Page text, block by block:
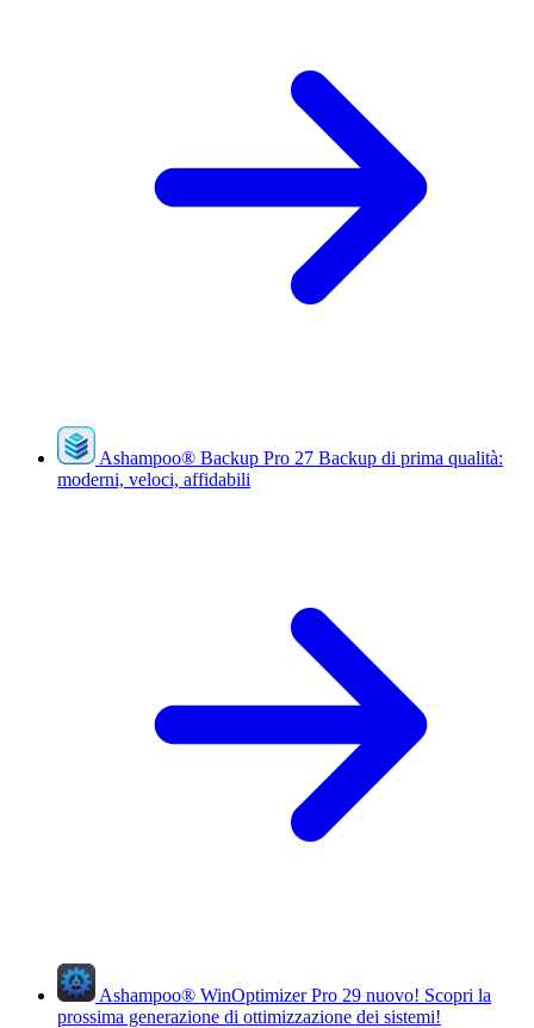
Ashampoo® Backup Pro 27 Backup di prima qualità:
moderni, veloci, affidabili
Ashampoo® WinOptimizer Pro 29 nuovo! Scopri la
prossima generazione di ottimizzazione dei sistemi!